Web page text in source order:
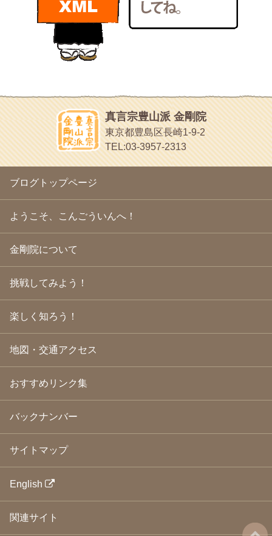
2010年12月(21)
2010年11月
(14)
2010年9月(16)
(13)
2010年5月(22)
2010年4月(25)
2010年3月(22)
2010年2月
(23)
2010年1月(23)
2009年12月(18)
2009年10月(20)
2009年9月(20)
2009年8月 (18)
2009年7月
(21)
2009年6月(22)
2009年5月(20)
2009年2月(19)
2009年1月(25)
2008年12月 (22)
2008年9月(24)
2008年8月(24)
2008年7月
(23)
2008年6月(23)
2008年5月(21)
2008年4月(22)
2008年1月 (23)
2007年12月(26)
2007年11月
2007年10月
2007年9月(23)
2007年8月
bunchan
あちこち行って！
目白鍼灸院
日本人の繊細な体質にあわせた、やさしく気持ちよい鍼灸治療で
ほうげん日記
放言じゃなくて和尚さんの名前だよ
面白いサイトみつけたよ。
ヘェ～という感じ
chocolab.Air♪DIALY
ラブラドールのワンちゃんがかわいいよ
真言宗豊山派 金剛院
東京都豊島区長崎1-9-2
TEL:03-3957-2313
ブログトップページ
ようこそ、こんごういんへ！
金剛院について
挑戦してみよう！
楽しく知ろう！
地図・交通アクセス
おすすめリンク集
バックナンバー
サイトマップ
English
関連サイト